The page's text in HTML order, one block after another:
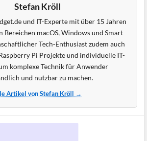
Stefan Kröll
und IT-Experte mit über 15 Jahren
Bereichen macOS, Windows und Smart
Tech-Enthusiast zudem auch
Pi Projekte und individuelle IT-
komplexe Technik für Anwender
und nutzbar zu machen.
Artikel von Stefan Kröll →